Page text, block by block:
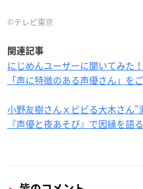
©テレビ東京
関連記事
にじめんユーザーに聞いてみた
「声に特徴のある声優さん」を
小野友樹さんｘビビる大木さん”
『声優と夜あそび』で因縁を語る